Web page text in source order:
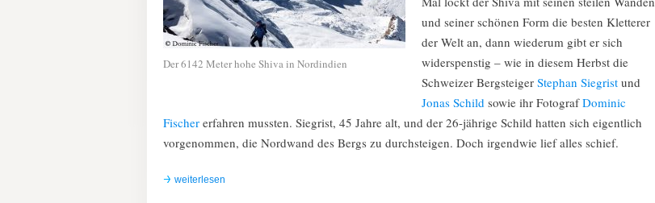
Der 6142 Meter hohe Shiva in Nordindien
und seiner schönen Form die besten Kletterer
der Welt an, dann wiederum gibt er sich
widerspenstig – wie in diesem Herbst die
Schweizer Bergsteiger Stephan Siegrist und
Jonas Schild sowie ihr FotografDominic
Fischer erfahren mussten. Siegrist, 45 Jahre alt, und der 26-jährige Schild hatten sich eigentlich
vorgenommen, die Nordwand des Bergs zu durchsteigen. Doch irgendwie lief alles schief.
weiterlesen